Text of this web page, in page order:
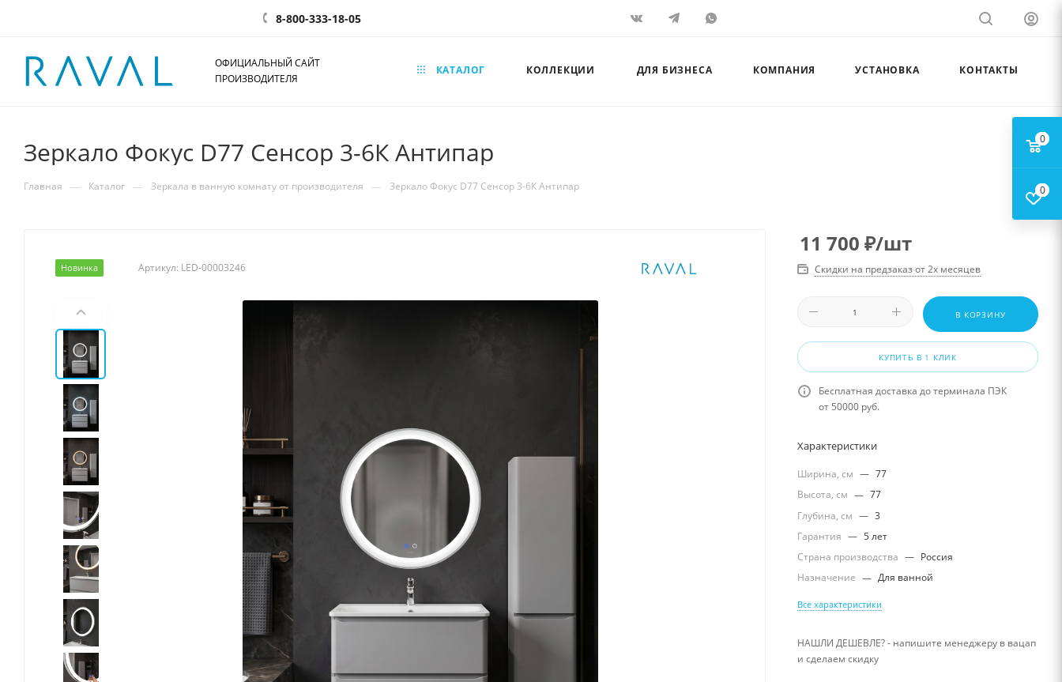
8-800-333-18-05
ОФИЦИАЛЬНЫЙ САЙТ
ПРОИЗВОДИТЕЛЯ
КАТАЛОГ КОЛЛЕКЦИИ ДЛЯ БИЗНЕСА КОМПАНИЯ УСТАНОВКА КОНТАКТЫ
Зеркало Фокус D77 Сенсор 3-6К Антипар
Главная — Каталог — Зеркала в ванную комнату от производителя — Зеркало Фокус D77 Сенсор 3-6К Антипар
Новинка Артикул: LED-00003246
11 700 ₽/шт
Скидки на предзаказ от 2х месяцев
В КОРЗИНУ
КУПИТЬ В 1 КЛИК
Бесплатная доставка до терминала ПЭК
от 50000 руб.
Характеристики
Ширина, см — 77
Высота, см — 77
Глубина, см — 3
Гарантия — 5 лет
Страна производства — Россия
Назначение — Для ванной
Все характеристики
НАШЛИ ДЕШЕВЛЕ? - напишите менеджеру в вацап
и сделаем скидку
0
0